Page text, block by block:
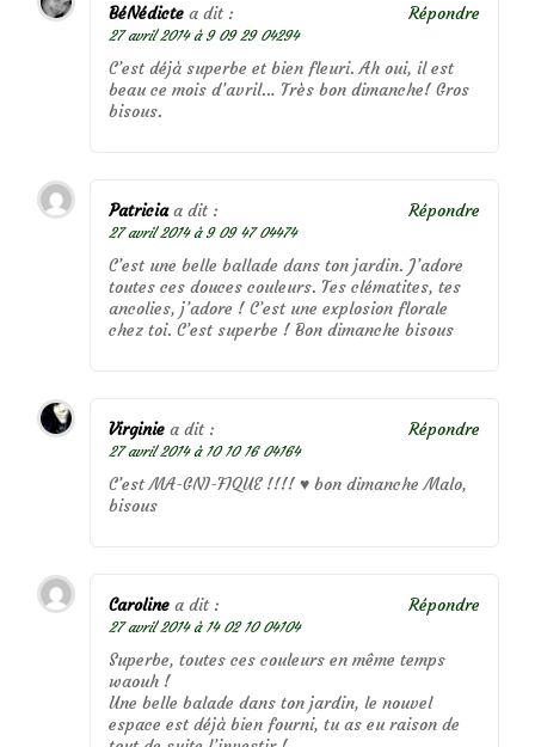
BéNédicte a dit :
27 avril 2014 à 9 09 29 04294
C’est déjà superbe et bien fleuri. Ah oui, il est
beau ce mois d’avril… Très bon dimanche! Gros
bisous.
Répondre
Patricia a dit :
27 avril 2014 à 9 09 47 04474
C’est une belle ballade dans ton jardin. J’adore
toutes ces douces couleurs. Tes clématites, tes
ancolies, j’adore ! C’est une explosion florale
chez toi. C’est superbe ! Bon dimanche bisous
Répondre
Virginie a dit :
27 avril 2014 à 10 10 16 04164
C’est MA-GNI-FIQUE !!!! ♥ bon dimanche Malo,
bisous
Répondre
Caroline a dit :
27 avril 2014 à 14 02 10 04104
Superbe, toutes ces couleurs en même temps
waouh !
Une belle balade dans ton jardin, le nouvel
espace est déjà bien fourni, tu as eu raison de
Répondre